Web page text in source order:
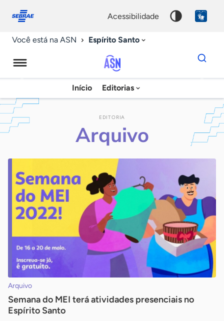
conosco
acessibilidade
Você está na ASN Espírito Santo
Agência
Sebrae
de
Notícias
Início Editorias
Dados
para
chave
EDITORIA
Arquivo
Arquivo
Semana do MEI terá atividades presenciais no
Espírito Santo